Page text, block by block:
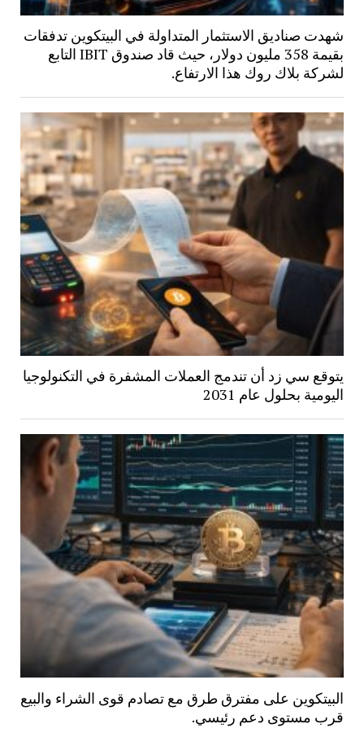
شهدت صناديق الاستثمار المتداولة في البيتكوين تدفقات
بقيمة 358 مليون دولار، حيث قاد صندوق IBIT التابع
لشركة بلاك روك هذا الارتفاع.
يتوقع سي زد أن تندمج العملات المشفرة في التكنولوجيا
اليومية بحلول عام 2031
البيتكوين على مفترق طرق مع تصادم قوى الشراء والبيع
قرب مستوى دعم رئيسي.